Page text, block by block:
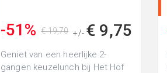
-51% +/- € 9,75
€ 19,70
Geniet van een heerlijke 2-
gangen keuzelunch bij Het Hof